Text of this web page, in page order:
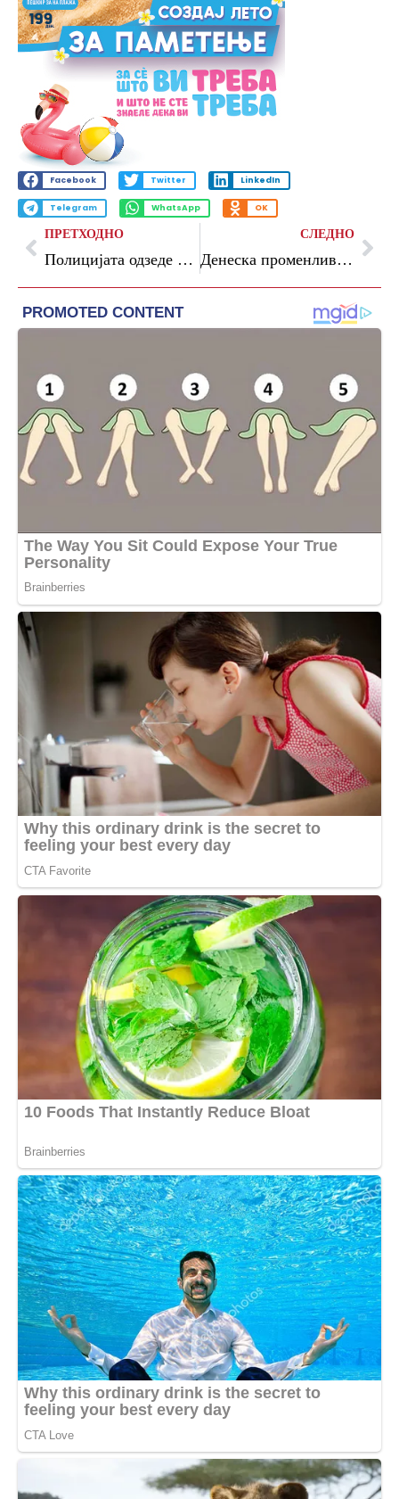
Facebook Twitter LinkedIn
Telegram WhatsApp OK
ПРЕТХОДНО
Полицијата одзеде автобус што превезувал ученици по пријава за дефекти на патот
СЛЕДНО
Денеска променливо облачно време со сончеви периоди, од утре силен ветер